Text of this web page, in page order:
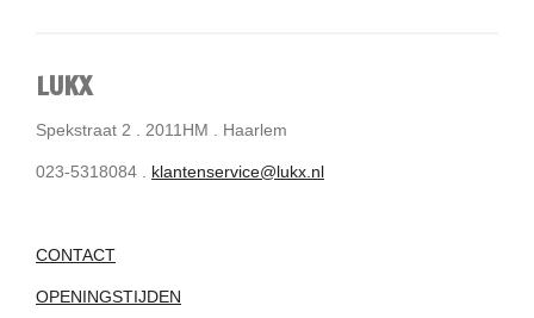
LUKX
Spekstraat 2 . 2011HM . Haarlem
023-5318084 . klantenservice@lukx.nl
CONTACT
OPENINGSTIJDEN